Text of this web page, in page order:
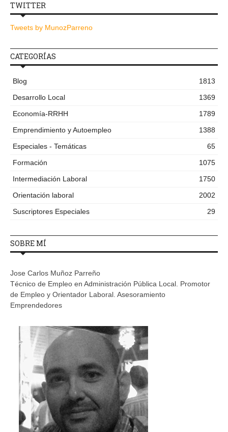
TWITTER
Tweets by MunozParreno
CATEGORÍAS
Blog
1813
Desarrollo Local
1369
Economía-RRHH
1789
Emprendimiento y Autoempleo
1388
Especiales - Temáticas
65
Formación
1075
Intermediación Laboral
1750
Orientación laboral
2002
Suscriptores Especiales
29
SOBRE MÍ
Jose Carlos Muñoz Parreño
Técnico de Empleo en Administración Pública Local. Promotor
de Empleo y Orientador Laboral. Asesoramiento
Emprendedores